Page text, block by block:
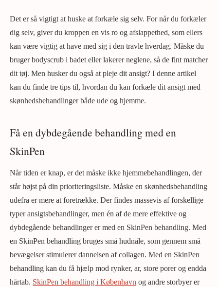
Det er så vigtigt at huske at forkæle sig selv. For når du forkæler
dig selv, giver du kroppen en vis ro og afslappethed, som ellers
kan være vigtig at have med sig i den travle hverdag. Måske du
bruger bodyscrub i badet eller lakerer neglene, så de fint matcher
dit tøj. Men husker du også at pleje dit ansigt? I denne artikel
kan du finde tre tips til, hvordan du kan forkæle dit ansigt med
skønhedsbehandlinger både ude og hjemme.
Få en dybdegående behandling med en
SkinPen
Når tiden er knap, er det måske ikke hjemmebehandlingen, der
står højst på din prioriteringsliste. Måske en skønhedsbehandling
udefra er mere at foretrække. Der findes massevis af forskellige
typer ansigtsbehandlinger, men én af de mere effektive og
dybdegående behandlinger er med en SkinPen behandling. Med
en SkinPen behandling bruges små hudnåle, som gennem små
bevægelser stimulerer dannelsen af collagen. Med en SkinPen
behandling kan du få hjælp mod rynker, ar, store porer og endda
hårtab. SkinPen behandling i København og andre storbyer er